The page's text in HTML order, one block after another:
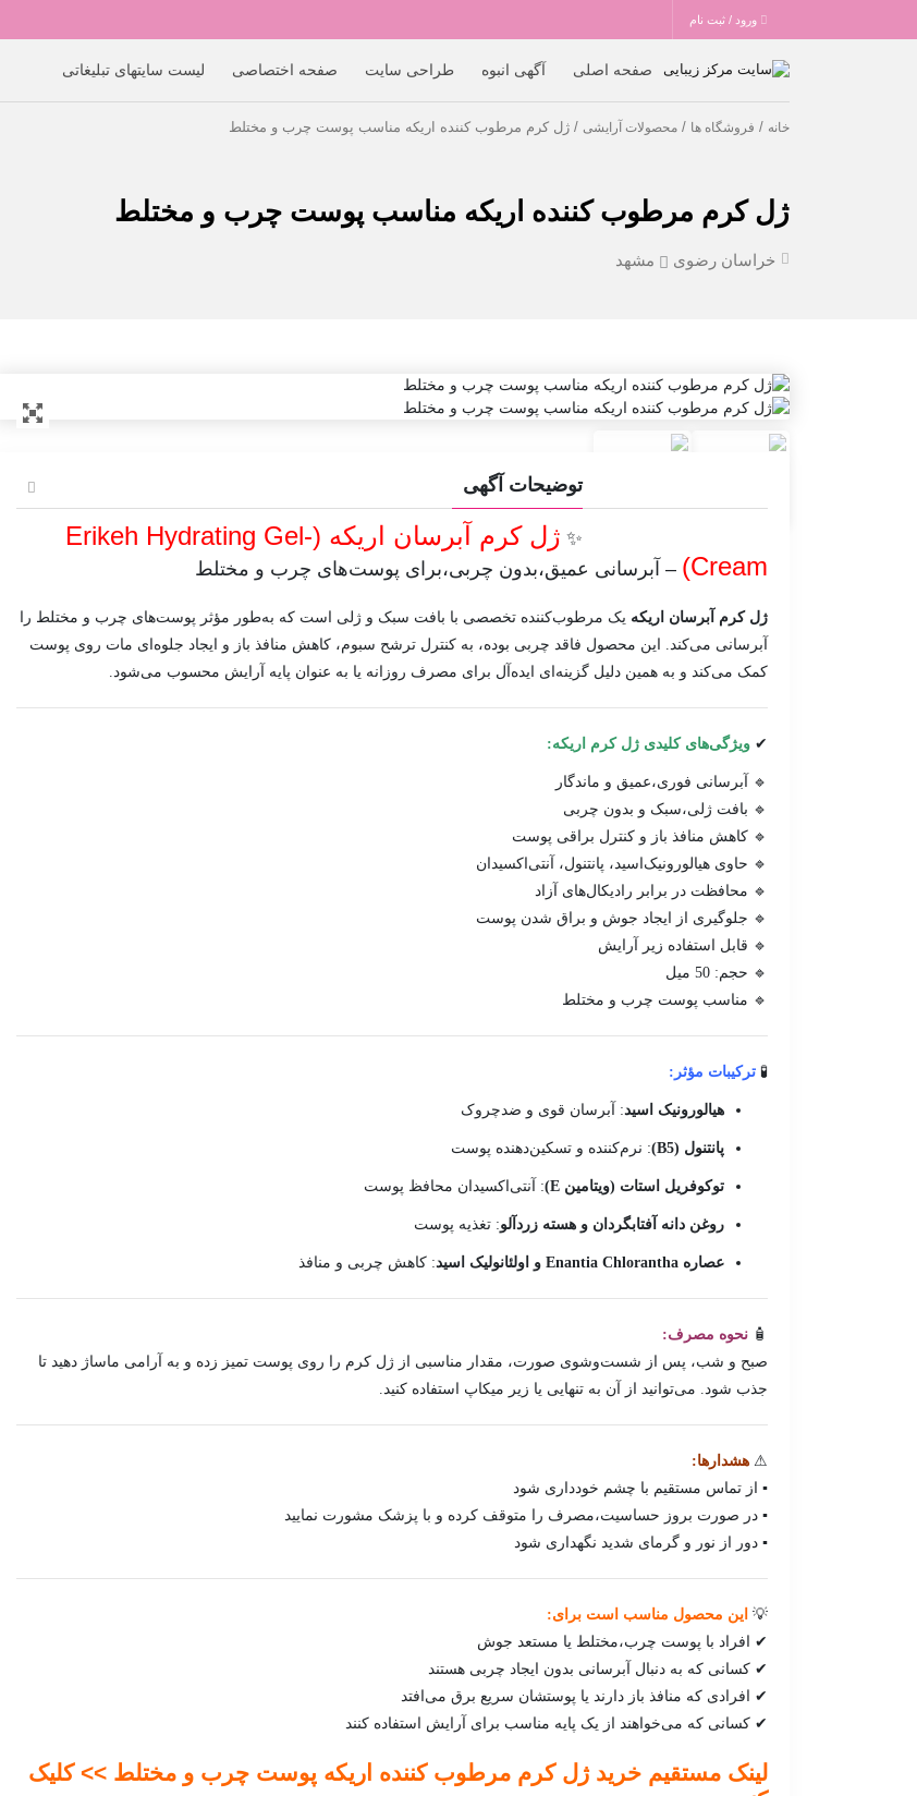
ورود / ثبت نام
صفحه اصلی آگهی انبوه طراحی سایت صفحه اختصاصی لیست سایتهای تبلیغاتی
خانه / فروشگاه ها / محصولات آرایشی / ژل کرم مرطوب کننده اریکه مناسب پوست چرب و مختلط
ژل کرم مرطوب کننده اریکه مناسب پوست چرب و مختلط
خراسان رضوی مشهد
توضیحات آگهی
✨
ژل کرم آبرسان اریکه (Erikeh Hydrating Gel-
Cream)
– آبرسانی عمیق،بدون چربی،برای پوست‌های چرب و مختلط
ژل کرم آبرسان اریکه یک مرطوب‌کننده تخصصی با بافت سبک و ژلی است که به‌طور مؤثر پوست‌های چرب و مختلط را
آبرسانی می‌کند. این محصول فاقد چربی بوده، به کنترل ترشح سبوم، کاهش منافذ باز و ایجاد جلوه‌ای مات روی پوست
کمک می‌کند و به همین دلیل گزینه‌ای ایده‌آل برای مصرف روزانه یا به عنوان پایه آرایش محسوب می‌شود.
✔ ویژگی‌های کلیدی ژل کرم اریکه:
🔹 آبرسانی فوری،عمیق و ماندگار
🔹 بافت ژلی،سبک و بدون چربی
🔹 کاهش منافذ باز و کنترل براقی پوست
🔹 حاوی هیالورونیک‌اسید، پانتنول، آنتی‌اکسیدان
🔹 محافظت در برابر رادیکال‌های آزاد
🔹 جلوگیری از ایجاد جوش و براق شدن پوست
🔹 قابل استفاده زیر آرایش
🔹 حجم: 50 میل
🔹 مناسب پوست چرب و مختلط
🧪 ترکیبات مؤثر:
هیالورونیک اسید: آبرسان قوی و ضدچروک
پانتنول (B5) : نرم‌کننده و تسکین‌دهنده پوست
توکوفریل استات (ویتامین E) : آنتی‌اکسیدان محافظ پوست
روغن دانه آفتابگردان و هسته زردآلو: تغذیه پوست
عصاره Enantia Chlorantha و اولئانولیک اسید : کاهش چربی و منافذ
🧴 نحوه مصرف:
صبح و شب، پس از شست‌وشوی صورت، مقدار مناسبی از ژل کرم را روی پوست تمیز زده و به آرامی ماساژ دهید تا
جذب شود. می‌توانید از آن به تنهایی یا زیر میکاپ استفاده کنید.
⚠ هشدارها:
▪ از تماس مستقیم با چشم خودداری شود
▪ در صورت بروز حساسیت،مصرف را متوقف کرده و با پزشک مشورت نمایید
▪ دور از نور و گرمای شدید نگهداری شود
💡 این محصول مناسب است برای:
✔ افراد با پوست چرب،مختلط یا مستعد جوش
✔ کسانی که به دنبال آبرسانی بدون ایجاد چربی هستند
✔ افرادی که منافذ باز دارند یا پوستشان سریع برق می‌افتد
✔ کسانی که می‌خواهند از یک پایه مناسب برای آرایش استفاده کنند
لینک مستقیم خرید ژل کرم مرطوب کننده اریکه پوست چرب و مختلط >> کلیک